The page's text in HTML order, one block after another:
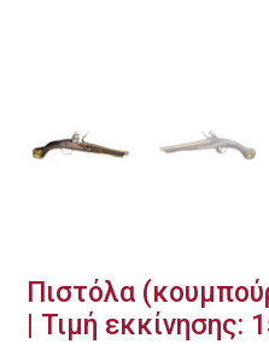
Πιστόλα
| Τιμή εκκίνησης: